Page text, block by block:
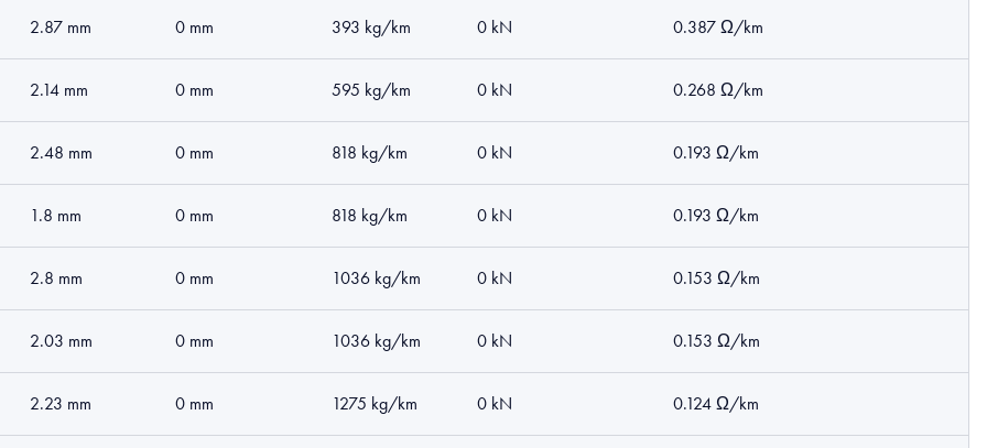
2.87 mm 0 mm 393 kg/km 0 kN 0.387 Ω/km
2.14 mm 0 mm 595 kg/km 0 kN 0.268 Ω/km
2.48 mm 0 mm 818 kg/km 0 kN 0.193 Ω/km
1.8 mm 0 mm 818 kg/km 0 kN 0.193 Ω/km
2.8 mm 0 mm 1036 kg/km 0 kN 0.153 Ω/km
2.03 mm 0 mm 1036 kg/km 0 kN 0.153 Ω/km
2.23 mm 0 mm 1275 kg/km 0 kN 0.124 Ω/km